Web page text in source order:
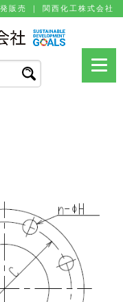
販売 ｜ 関⻄化⼯株式会社